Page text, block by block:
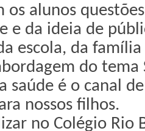
os alunos
e da ideia de
escola, da
do tema
saúde é o canal
nossos filhos.
no Colégio Rio